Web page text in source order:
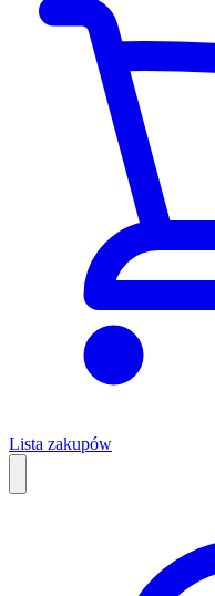
Lista zakupów